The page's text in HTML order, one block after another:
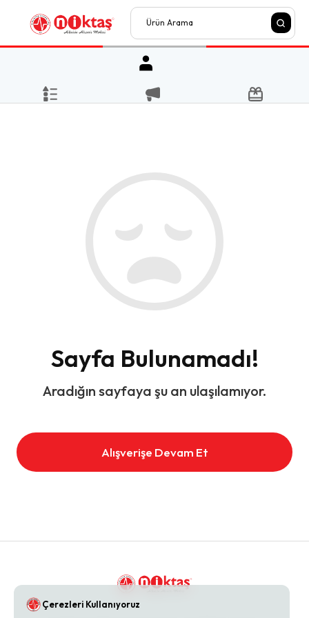
Sayfa Bulunamadı!
Aradığın sayfaya şu an ulaşılamıyor.
Alışverişe Devam Et
Çerezleri Kullanıyoruz